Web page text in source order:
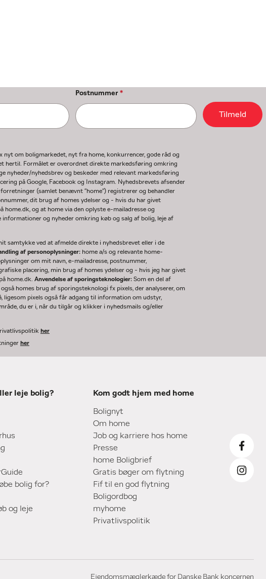
Postnummer*
Tilmeld
om boligmarkedet, nyt fra home, konkurrencer, gode råd og
hertil. Formålet er overordnet direkte markedsføring omkring
nyheder/nyhedsbrev og beskeder med relevant markedsføring
på Google, Facebook og Instagram. Nyhedsbrevets afsender
(samlet benævnt "home") registrerer og behandler
dit brug af homes ydelser og - hvis du har givet
og at home via den oplyste e-mailadresse og
og nyheder omkring køb og salg af bolig, leje af
samtykke ved at afmelde direkte i nyhedsbrevet eller i de
af personoplysninger: home a/s og relevante home-
om mit navn, e-mailadresse, postnummer,
placering, min brug af homes ydelser og - hvis jeg har givet
home.dk. Anvendelse af sporingsteknologier:Som en del af
homes brug af sporingsteknologi fx pixels, der analyserer, om
ligesom pixels også får adgang til information om udstyr,
du er i, når du tilgår og klikker i nyhedsmails og/eller
her
her
leje bolig?
bolig for?
og leje
Kom godt hjem med home
Bolignyt
Om home
Job og karriere hos home
Presse
home Boligbrief
Gratis bøger om flytning
Fif til en god flytning
Boligordbog
myhome
Privatlivspolitik
Ejendomsmæglerkæde for Danske Bank koncernen